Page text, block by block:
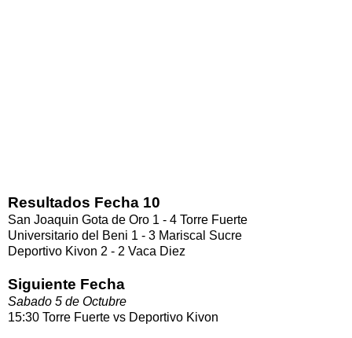
Resultados Fecha 10
San Joaquin Gota de Oro 1 - 4 Torre Fuerte
Universitario del Beni 1 - 3 Mariscal Sucre
Deportivo Kivon 2 - 2 Vaca Diez
Siguiente Fecha
Sabado 5 de Octubre
15:30 Torre Fuerte vs Deportivo Kivon